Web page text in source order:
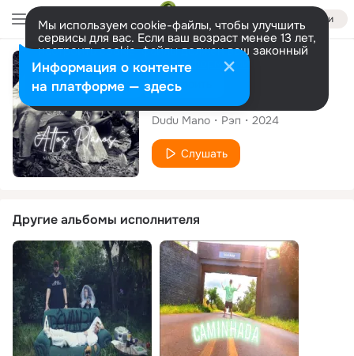
Войти
Мы используем cookie-файлы, чтобы улучшить
сервисы для вас. Если ваш возраст менее 13 лет,
настроить cookie-файлы должен ваш законный
представитель. Больше информации
Разрешить все Настроить
Сингл
Altos Planos
Dudu Mano Рэп 2024
Слушать
Другие альбомы исполнителя
Информация о контенте
на платформе — здесь